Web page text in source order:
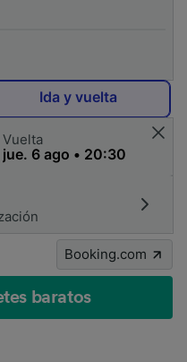
Ida y vuelta
Vuelta
Booking.com
baratos